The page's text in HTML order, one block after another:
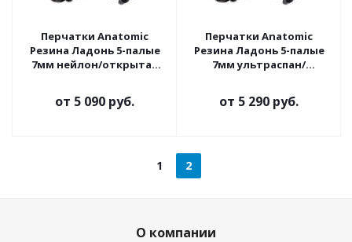
Перчатки Anatomic
Резина Ладонь 5-палые
7мм нейлон/открытая
от 5 090 руб.
Перчатки Anatomic
Резина Ладонь 5-палые
7мм ультраспан/
от 5 290 руб.
1 2
О компании